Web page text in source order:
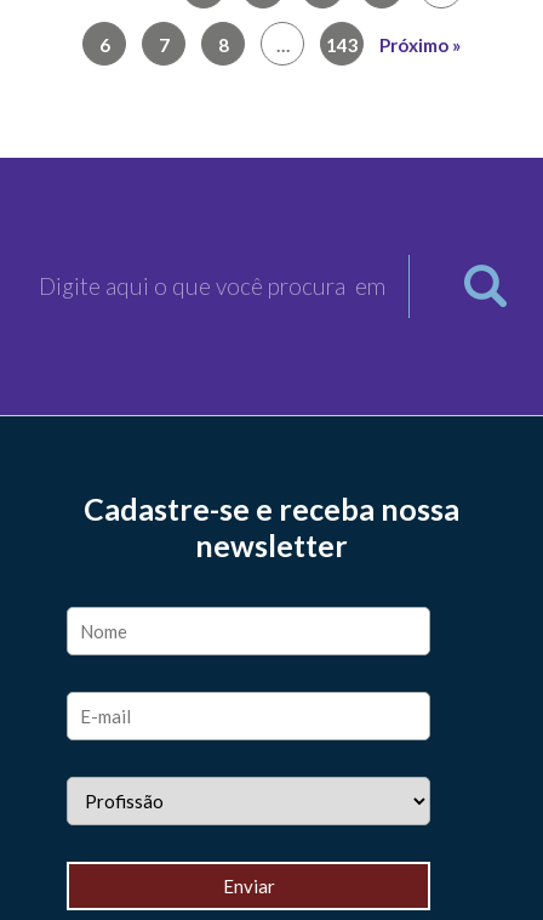
posts
6 7 8 … 143 Próximo »
Cadastre-se e receba nossa
newsletter